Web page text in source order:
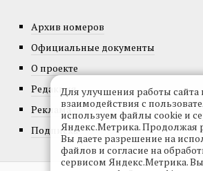
Архив номеров
Официальные документы
О проекте
Редакция
Реклама
Подписка
Для улучшения работы сайта
взаимодействия с
используем файлы cookie и
Яндекс.Метрика. Продолжая
Вы даете разрешение на
файлов и согласие на
сервисом Яндекс.Метрика.